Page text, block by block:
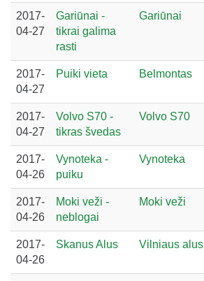
2017-
04-27
Gariūnai -
tikrai galima
rasti
Gariūnai
2017-
04-27
Puiki vieta Belmontas
2017-
04-27
Volvo S70 -
tikras švedas
Volvo S70
2017-
04-26
Vynoteka -
puiku
Vynoteka
2017-
04-26
Moki veži -
neblogai
Moki veži
2017-
04-26
Skanus Alus Vilniaus alus